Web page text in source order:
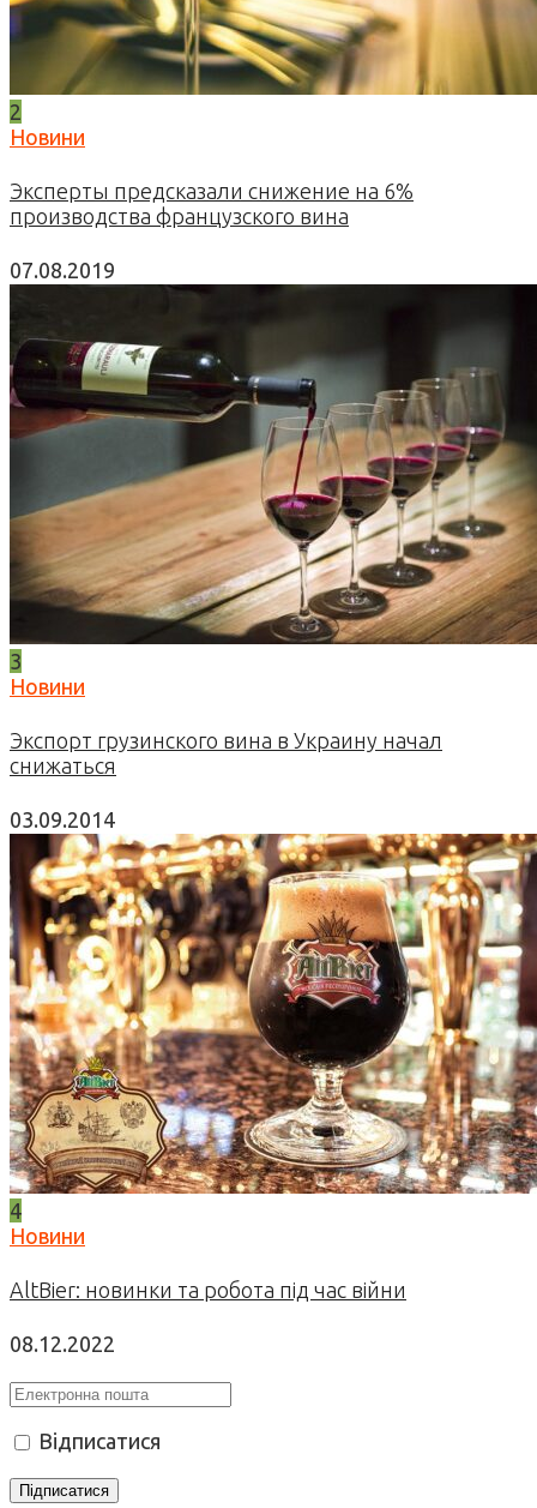
2
Новини
Эксперты предсказали снижение на 6%
производства французского вина
07.08.2019
3
Новини
Экспорт грузинского вина в Украину начал
снижаться
03.09.2014
4
Новини
AltBier: новинки та робота під час війни
08.12.2022
Відписатися